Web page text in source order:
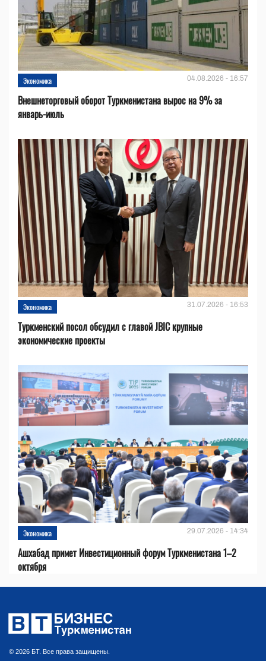
Экономика 04.08.2026 - 16:57
Внешнеторговый оборот Туркменистана вырос на 9% за
январь-июль
Экономика 31.07.2026 - 16:53
Туркменский посол обсудил с главой JBIC крупные
экономические проекты
Экономика 29.07.2026 - 14:34
Ашхабад примет Инвестиционный форум Туркменистана 1–2
октября
© 2026 БТ. Все права защищены.